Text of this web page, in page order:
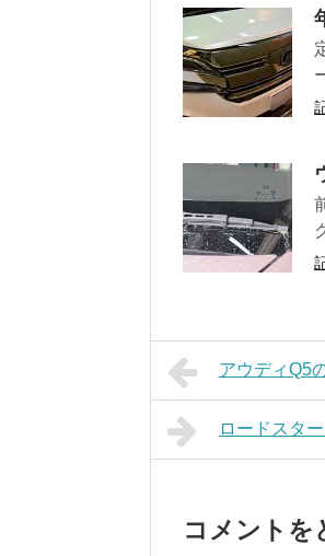
アウディQ5
ロードスタ
コメントを